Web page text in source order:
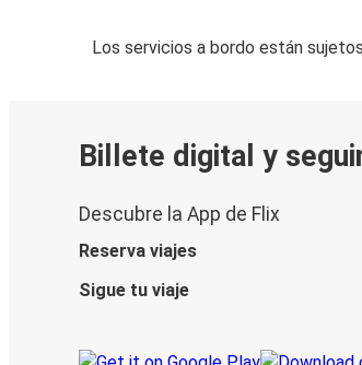
Los servicios a bordo están
Billete digital y
Descubre la App de Flix
Reserva viajes
Sigue tu viaje